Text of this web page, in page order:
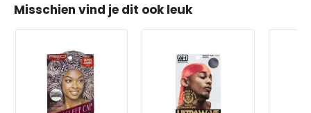
Misschien vind je dit ook leuk